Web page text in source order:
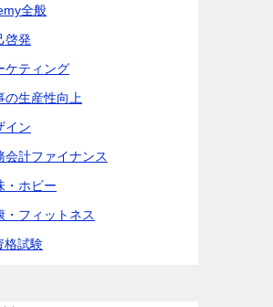
全般
啓発
ケティング
の生産性向上
イン
会計ファイナンス
・ホビー
・フィットネス
格試験